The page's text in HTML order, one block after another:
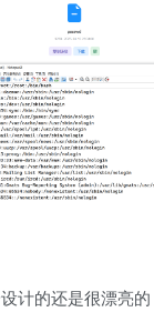
计的还是很漂亮的